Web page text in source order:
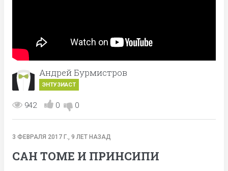
Андрей Бурмистров
ЭНТУЗИАСТ
942 0 0
3 ФЕВРАЛЯ 2017 Г., 9 ЛЕТ НАЗАД
САН ТОМЕ И ПРИНСИПИ